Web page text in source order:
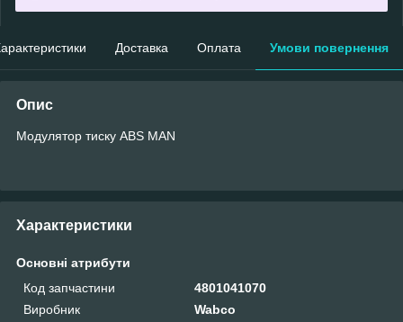
Доставка Оплата Умови повернення
Опис
Модулятор тиску ABS MAN
Характеристики
Основні атрибути
Код запчастини
4801041070
Виробник
Wabco